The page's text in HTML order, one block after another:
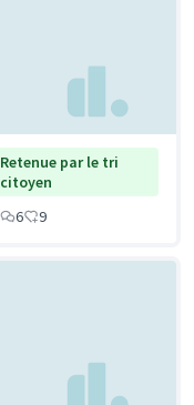
Retenue par le tri
citoyen
6 9